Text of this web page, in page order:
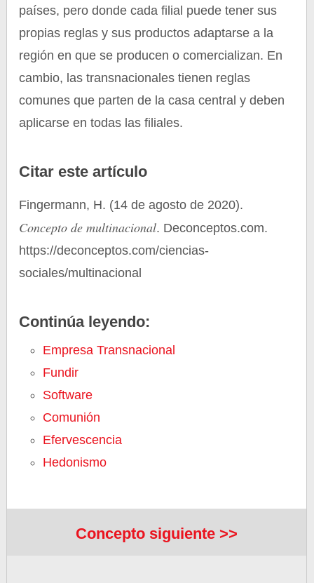
países, pero donde cada filial puede tener sus
propias reglas y sus productos adaptarse a la
región en que se producen o comercializan. En
cambio, las transnacionales tienen reglas
comunes que parten de la casa central y deben
aplicarse en todas las filiales.
Citar este artículo
Fingermann, H. (14 de agosto de 2020).
Concepto de multinacional. Deconceptos.com.
https://deconceptos.com/ciencias-
sociales/multinacional
Continúa leyendo:
Empresa Transnacional
Fundir
Software
Comunión
Efervescencia
Hedonismo
Concepto siguiente >>